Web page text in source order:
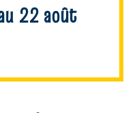
22 août